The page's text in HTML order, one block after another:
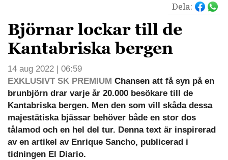
Dela:
Björnar lockar till de
Kantabriska bergen
14 aug 2022 | 06:59
EXKLUSIVT SK PREMIUM Chansen att få syn på en
brunbjörn drar varje år 20.000 besökare till de
Kantabriska bergen. Men den som vill skåda dessa
majestätiska bjässar behöver både en stor dos
tålamod och en hel del tur. Denna text är inspirerad
av en artikel av Enrique Sancho, publicerad i
tidningen El Diario.